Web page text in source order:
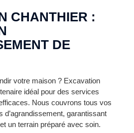
CHANTHIER :
DE
votre maison ? Excavation
idéal pour des services
Nous couvrons tous vos
d’agrandissement, garantissant
un terrain préparé avec soin.